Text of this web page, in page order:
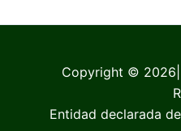
Copyright © 2026|
Entidad declarada